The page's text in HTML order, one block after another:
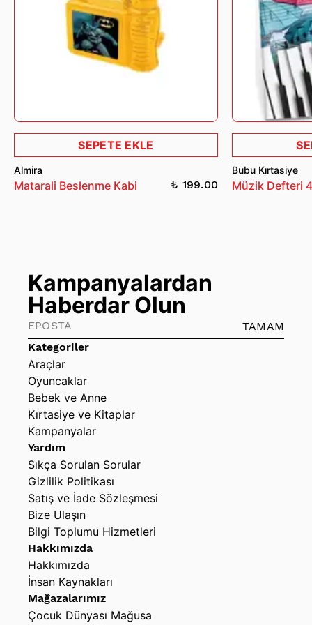
SEPETE EKLE
Almira
Matarali Beslenme Kabi ₺ 199.00
Bubu Kırtasiye
Müzik Defteri
Kategoriler
Araçlar
Oyuncaklar
Bebek ve Anne
Kırtasiye ve Kitaplar
Kampanyalar
Yardım
Sıkça Sorulan Sorular
Gizlilik Politikası
Satış ve İade Sözleşmesi
Bize Ulaşın
Bilgi Toplumu Hizmetleri
Hakkımızda
Hakkımızda
İnsan Kaynakları
Mağazalarımız
Çocuk Dünyası Mağusa
Kampanyalardan
Haberdar Olun
TAMAM